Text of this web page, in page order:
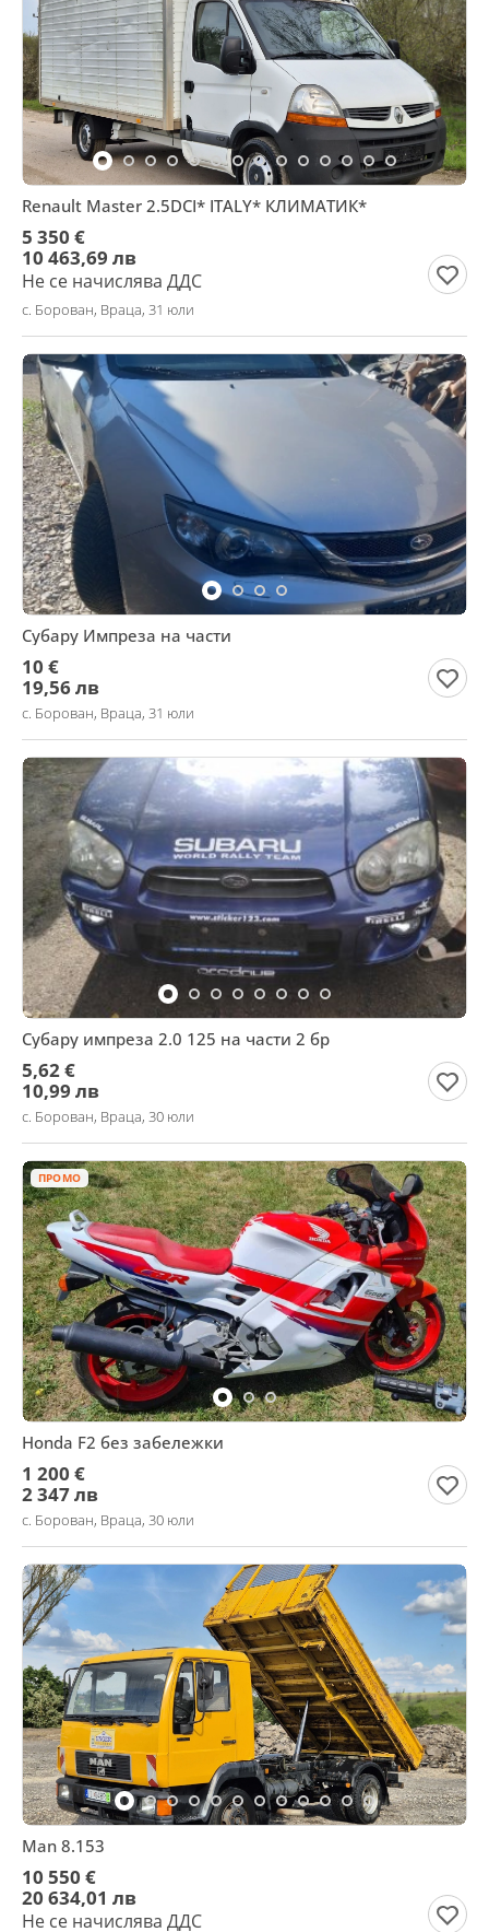
Renault Master 2.5DCI* ITALY* КЛИМАТИК*
5 350 €
10 463,69 лв
Не се начислява ДДС
с. Борован, Враца, 31 юли
Субару Импреза на части
10 €
19,56 лв
с. Борован, Враца, 31 юли
Субару импреза 2.0 125 на части 2 бр
5,62 €
10,99 лв
с. Борован, Враца, 30 юли
ПРОМО
Honda F2 без забележки
1 200 €
2 347 лв
с. Борован, Враца, 30 юли
Man 8.153
10 550 €
20 634,01 лв
Не се начислява ДДС